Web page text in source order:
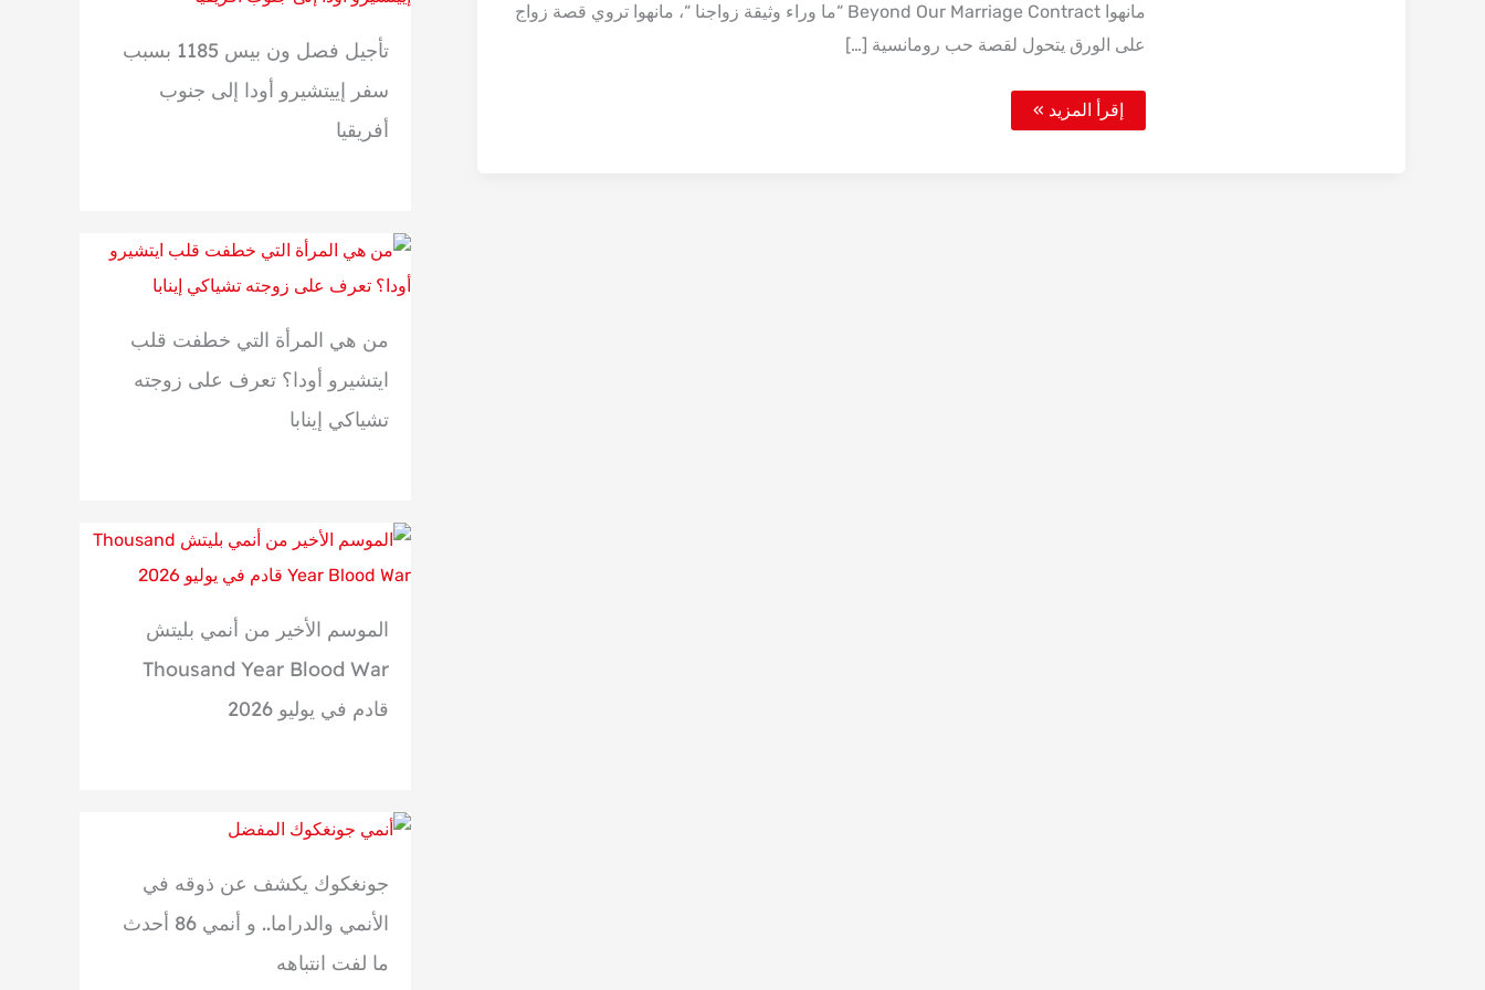
مانهوا Beyond Our Marriage Contract “ما وراء وثيقة زواجنا “، مانهوا تروي قصة زواج
على الورق يتحول لقصة حب رومانسية […]
مانهوا
Beyond
إقرأ المزيد »
تأجيل فصل ون بيس 1185 بسبب
سفر إييتشيرو أودا إلى جنوب
أفريقيا
من هي المرأة التي خطفت قلب
ايتشيرو أودا؟ تعرف على زوجته
تشياكي إينابا
الموسم الأخير من أنمي بليتش
Thousand Year Blood War
قادم في يوليو 2026
جونغكوك يكشف عن ذوقه في
الأنمي والدراما.. و أنمي 86 أحدث
ما لفت انتباهه